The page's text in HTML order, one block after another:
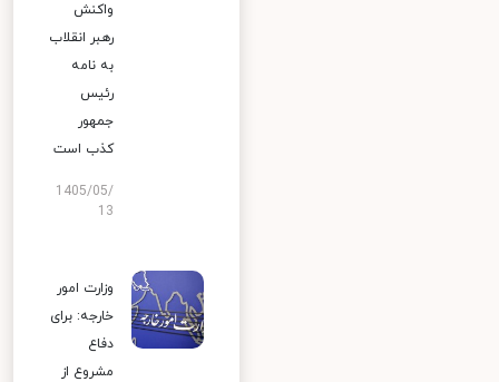
واکنش
رهبر انقلاب
به نامه
رئیس
جمهور
کذب است
1405/05/
13
وزارت امور
خارجه: برای
دفاع
مشروع از